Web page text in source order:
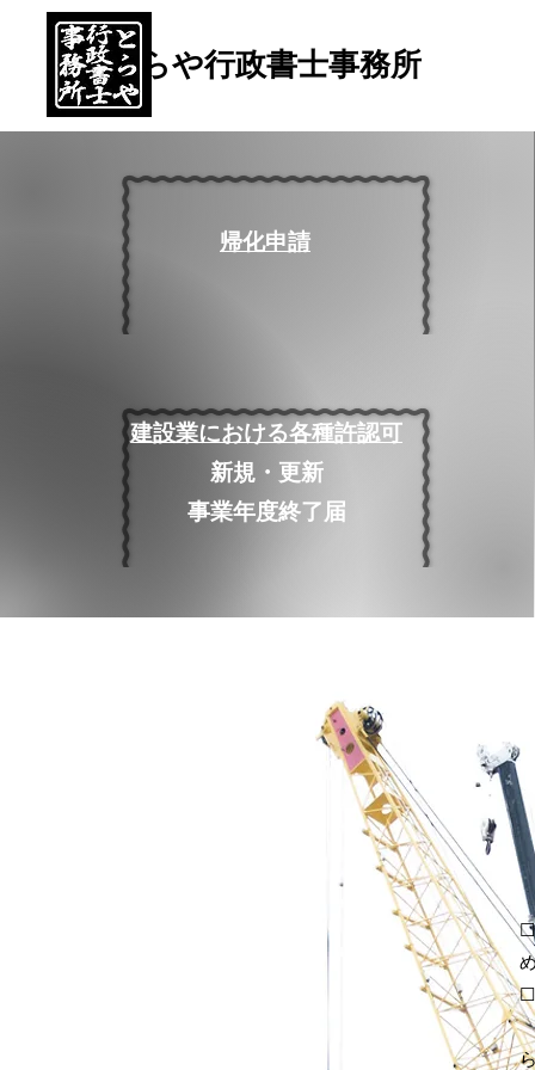
とらや行政書士事務所
帰化申請
建設業における各種許認可
​新規・更新
事業年度終了届
☐
​☐